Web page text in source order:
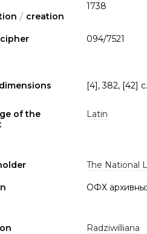
/ creation
1738
094/7521
[4], 382, [42]
of the
Latin
The National
ОФХ
Radziwilliana